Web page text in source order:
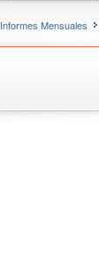
Informes Mensuales